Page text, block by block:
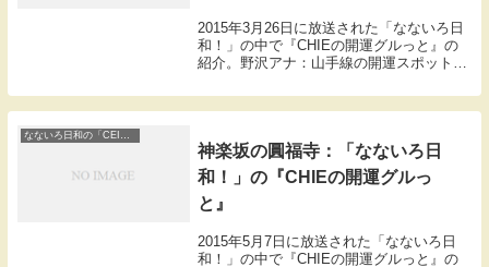
2015年3月26日に放送された「なないろ日
和！」の中で『CHIEの開運グルっと』の
紹介。野沢アナ：山手線の開運スポットを
内。本日の開運スポットは池袋駅からで
す。CEIE「今回、私がご紹介する開運ス
なないろ日和の「CEIEの開運ぐるっと」
神楽坂の圓福寺：「なないろ日
和！」の『CHIEの開運グルっ
と』
2015年5月7日に放送された「なないろ日
和！」の中で『CHIEの開運グルっと』の